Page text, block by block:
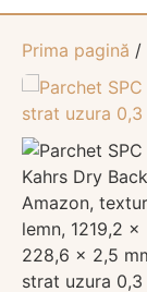
Prima pagină /